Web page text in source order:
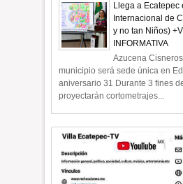
Llega a Ecatepec
Internacional de
y no tan Niños)
INFORMATIVA
Azucena
municipio será sede única en
aniversario 31 Durante 3 fines
proyectarán cortometrajes...